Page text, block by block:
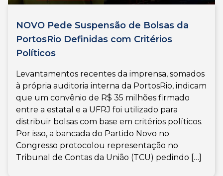
NOVO Pede Suspensão de Bolsas da
PortosRio Definidas com Critérios
Políticos
Levantamentos recentes da imprensa, somados
à própria auditoria interna da PortosRio, indicam
que um convênio de R$ 35 milhões firmado
entre a estatal e a UFRJ foi utilizado para
distribuir bolsas com base em critérios políticos.
Por isso, a bancada do Partido Novo no
Congresso protocolou representação no
Tribunal de Contas da União (TCU) pedindo […]